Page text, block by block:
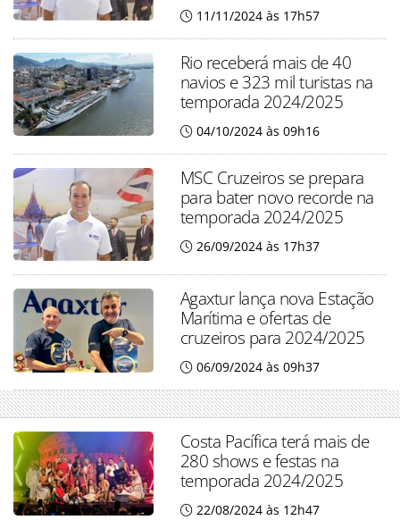
11/11/2024 às 17h57
Rio receberá mais de 40
navios e 323 mil turistas na
temporada 2024/2025
04/10/2024 às 09h16
MSC Cruzeiros se prepara
para bater novo recorde na
temporada 2024/2025
26/09/2024 às 17h37
Agaxtur lança nova Estação
Marítima e ofertas de
cruzeiros para 2024/2025
06/09/2024 às 09h37
Costa Pacífica terá mais de
280 shows e festas na
temporada 2024/2025
22/08/2024 às 12h47